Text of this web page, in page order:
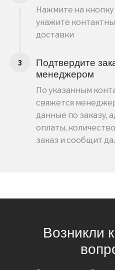
Нажмите на
укажите
доставки
Подтвердите
менеджером
По указанным
свяжется
данные по заказу,
оплаты,
заказ и сообщит
Возникли